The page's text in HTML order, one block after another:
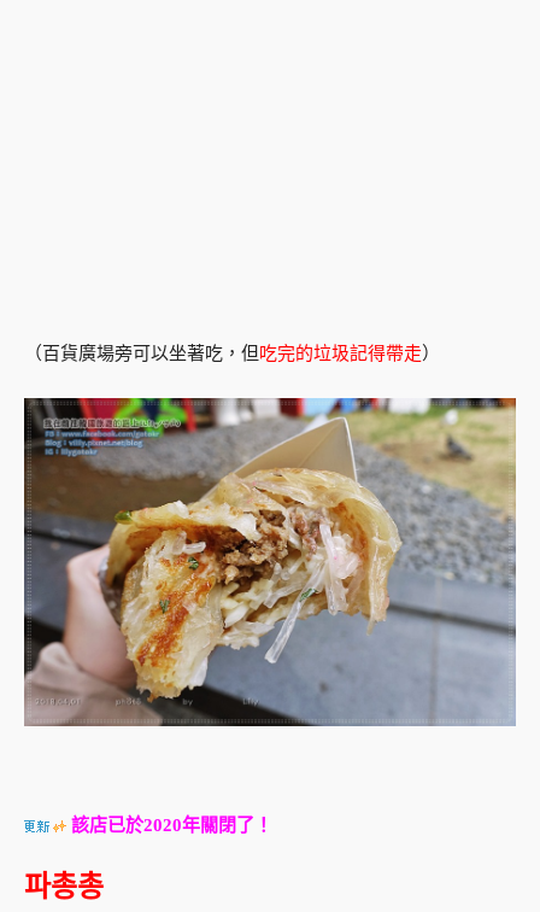
（百貨廣場旁可以坐著吃，但吃完的垃圾記得帶走）
該店已於2020年關閉了！
파총총